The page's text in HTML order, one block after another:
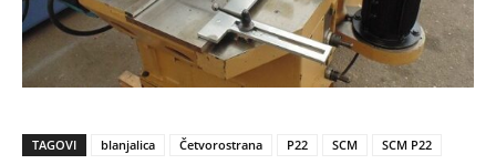
TAGOVI blanjalica Četvorostrana P22 SCM SCM P22